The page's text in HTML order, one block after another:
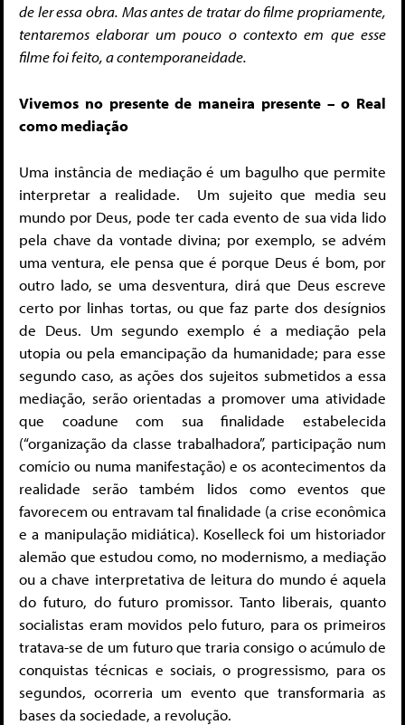
de ler essa obra. Mas antes de tratar do filme propriamente,
tentaremos elaborar um pouco o contexto em que esse
filme foi feito, a contemporaneidade.
Vivemos no presente de maneira presente – o Real
como mediação
Uma instância de mediação é um bagulho que permite
interpretar a realidade. Um sujeito que media seu
mundo por Deus, pode ter cada evento de sua vida lido
pela chave da vontade divina; por exemplo, se advém
uma ventura, ele pensa que é porque Deus é bom, por
outro lado, se uma desventura, dirá que Deus escreve
certo por linhas tortas, ou que faz parte dos desígnios
de Deus. Um segundo exemplo é a mediação pela
utopia ou pela emancipação da humanidade; para esse
segundo caso, as ações dos sujeitos submetidos a essa
mediação, serão orientadas a promover uma atividade
que coadune com sua finalidade estabelecida
(“organização da classe trabalhadora”, participação num
comício ou numa manifestação) e os acontecimentos da
realidade serão também lidos como eventos que
favorecem ou entravam tal finalidade (a crise econômica
e a manipulação midiática). Koselleck foi um historiador
alemão que estudou como, no modernismo, a mediação
ou a chave interpretativa de leitura do mundo é aquela
do futuro, do futuro promissor. Tanto liberais, quanto
socialistas eram movidos pelo futuro, para os primeiros
tratava-se de um futuro que traria consigo o acúmulo de
conquistas técnicas e sociais, o progressismo, para os
segundos, ocorreria um evento que transformaria as
bases da sociedade, a revolução.